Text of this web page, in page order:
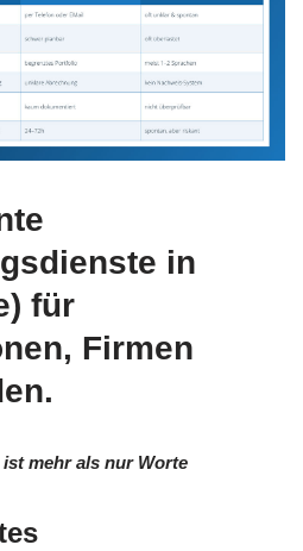
in
für
Firmen
mehr als nur Worte